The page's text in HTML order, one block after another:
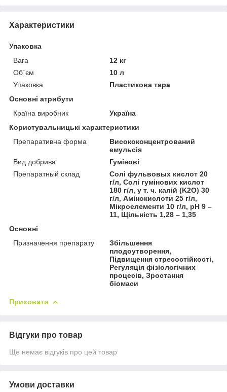
Характеристики
Упаковка
Вага
12 кг
Об`єм
10 л
Упаковка
Пластикова тара
Основні атрибути
Країна виробник
Україна
Користувальницькі характеристики
Препаративна форма
Висококонцентрований
емульсія
Вид добрива
Гумінові
Препаратный склад
Солі фульвовых кислот 20
г/л, Солі гумінових кислот
180 г/л, у т. ч. калій (K2O) 30
г/л, Амінокислоти 25 г/л,
Мікроелементи 10 г/л, pH 9 –
11, Щільність 1,28 – 1,35
Основні
Призначення препарату
Збільшення
плодоутворення,
Підвищення стресостійкості,
Регуляція фізіологічних
процесів, Зростання
біомаси
Приховати
Відгуки про товар
Ще немає відгуків про цей товар
Умови доставки